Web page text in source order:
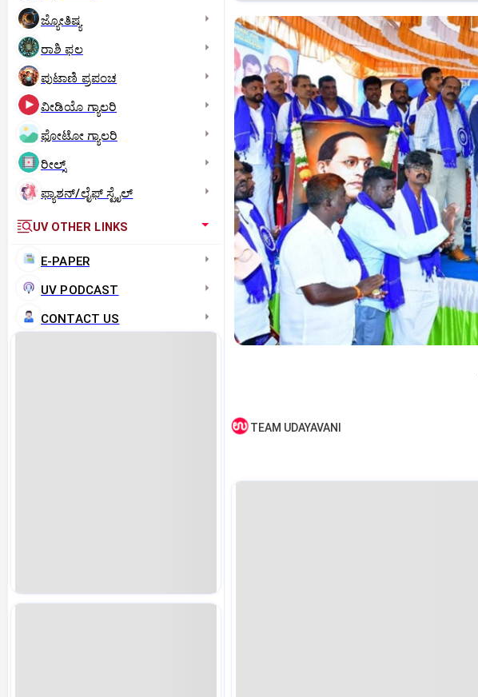
ಜ್ಯೋತಿಷ್ಯ
ರಾಶಿ ಫಲ
ಪುಟಾಣಿ ಪ್ರಪಂಚ
ವೀಡಿಯೊ ಗ್ಯಾಲರಿ
ಫೋಟೋ ಗ್ಯಾಲರಿ
ರೀಲ್ಸ್
ಫ್ಯಾಶನ್/ಲೈಫ್‌ ಸ್ಟೈಲ್
UV OTHER LINKS
E-PAPER
UV PODCAST
CONTACT US
TEAM UDAYAVANI